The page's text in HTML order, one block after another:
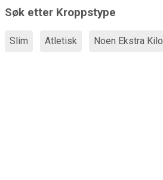
Søk etter Kroppstype
Slim Atletisk Noen Ekstra Kilo